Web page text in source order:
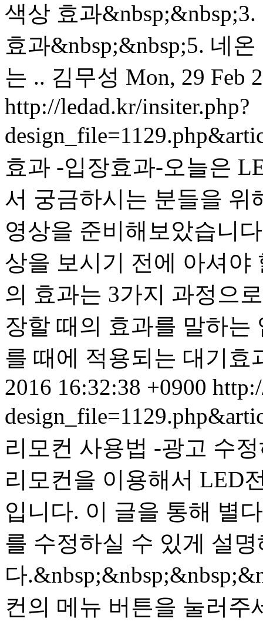
색상 효과
효과&nbsp;&nbsp;5. 네
는 .. 김무성 Mon, 29 Feb
http://ledad.kr/insiter.php?
효과 -입장효과- 오늘은
서 궁금하시는 분들을 위
영상을 준비해보았습니
상을 보시기 전에 아셔야
의 효과는 3가지 과정으
장할 때의 효과를 말하는
를 때에 적용되는 대기효
2016 16:32:38 +0900
리모컨 사용법 -광고 수
리모컨을 이용해서 LED
입니다. 이 글을 통해 별
를 수정하실 수 있게 설
다
컨의 메뉴 버튼을 눌러주